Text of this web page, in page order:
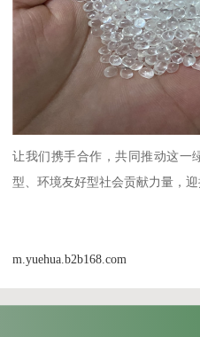
让我们携手合作，共同推动这一
型、环境友好型社会贡献力量，
m.yuehua.b2b168.com